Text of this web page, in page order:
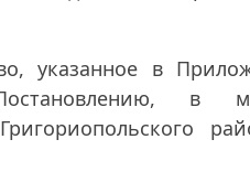
указанное в
в